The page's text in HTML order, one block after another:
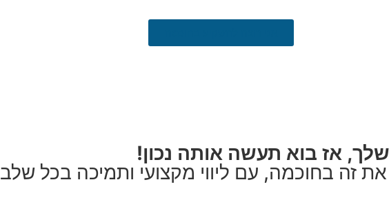
אז בוא תעשה אותה נכון!
זה בחוכמה, עם ליווי מקצועי ותמיכה בכל שלב